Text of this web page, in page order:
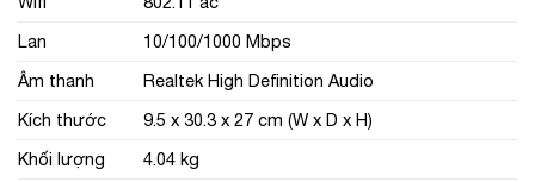
Lan
10/100/1000 Mbps
Âm thanh
Realtek High Definition Audio
Kích thước
9.5 x 30.3 x 27 cm (W x D x H)
Khối lượng
4.04 kg